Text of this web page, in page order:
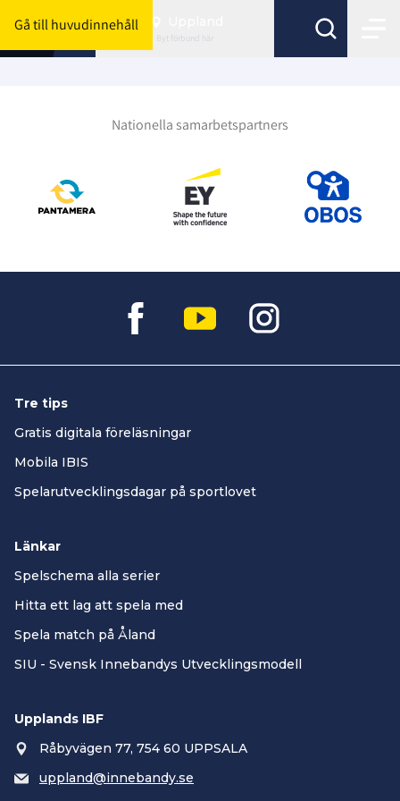
Gå till huvudinnehåll
Byt förbund här
Nationella samarbetspartners
Tre tips
Gratis digitala föreläsningar
Mobila IBIS
Spelarutvecklingsdagar på sportlovet
Länkar
Spelschema alla serier
Hitta ett lag att spela med
Spela match på Åland
SIU - Svensk Innebandys Utvecklingsmodell
Upplands IBF
Råbyvägen 77, 754 60 UPPSALA
uppland@innebandy.se